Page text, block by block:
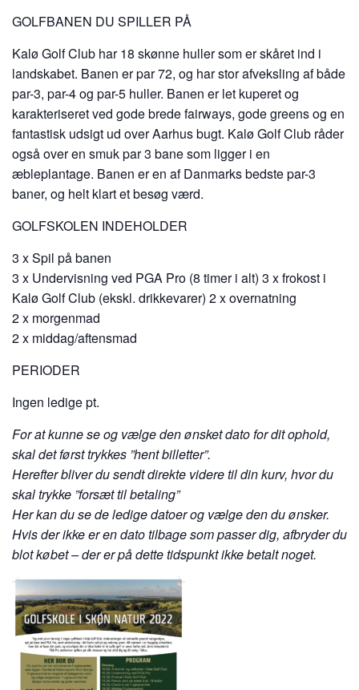
GOLFBANEN DU SPILLER PÅ
Kalø Golf Club har 18 skønne huller som er skåret ind i
landskabet. Banen er par 72, og har stor afveksling af både
par-3, par-4 og par-5 huller. Banen er let kuperet og
karakteriseret ved gode brede fairways, gode greens og en
fantastisk udsigt ud over Aarhus bugt. Kalø Golf Club råder
også over en smuk par 3 bane som ligger i en
æbleplantage. Banen er en af Danmarks bedste par-3
baner, og helt klart et besøg værd.
GOLFSKOLEN INDEHOLDER
3 x Spil på banen
3 x Undervisning ved PGA Pro (8 timer i alt) 3 x frokost i
Kalø Golf Club (ekskl. drikkevarer) 2 x overnatning
2 x morgenmad
2 x middag/aftensmad
PERIODER
Ingen ledige pt.
For at kunne se og vælge den ønsket dato for dit ophold,
skal det først trykkes ”hent billetter”.
Herefter bliver du sendt direkte videre til din kurv, hvor du
skal trykke ”forsæt til betaling”
Her kan du se de ledige datoer og vælge den du ønsker.
Hvis der ikke er en dato tilbage som passer dig, afbryder du
blot købet – der er på dette tidspunkt ikke betalt noget.